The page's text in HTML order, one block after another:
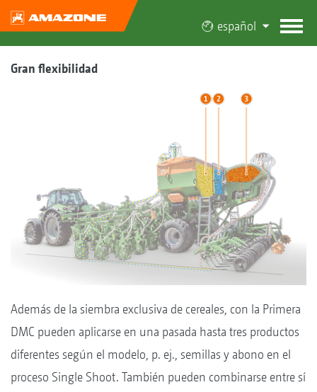
español
Gran flexibilidad
Además de la siembra exclusiva de cereales, con la Primera
DMC pueden aplicarse en una pasada hasta tres productos
diferentes según el modelo, p. ej., semillas y abono en el
proceso Single Shoot. También pueden combinarse entre sí